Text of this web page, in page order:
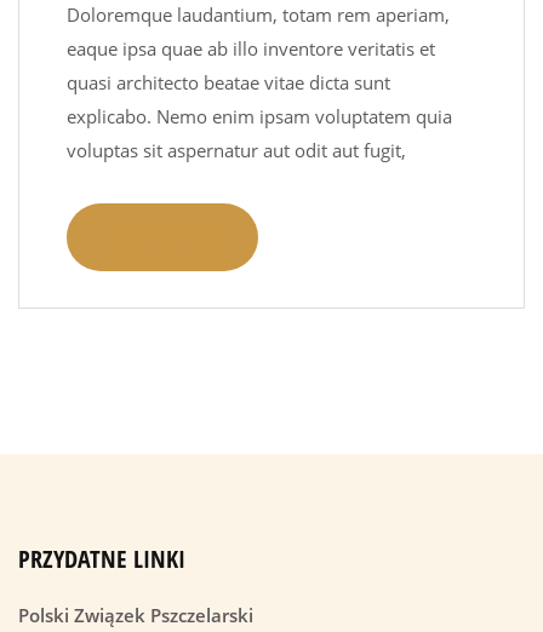
Doloremque laudantium, totam rem aperiam,
eaque ipsa quae ab illo inventore veritatis et
quasi architecto beatae vitae dicta sunt
explicabo. Nemo enim ipsam voluptatem quia
voluptas sit aspernatur aut odit aut fugit,
PRZYDATNE LINKI
Polski Związek Pszczelarski